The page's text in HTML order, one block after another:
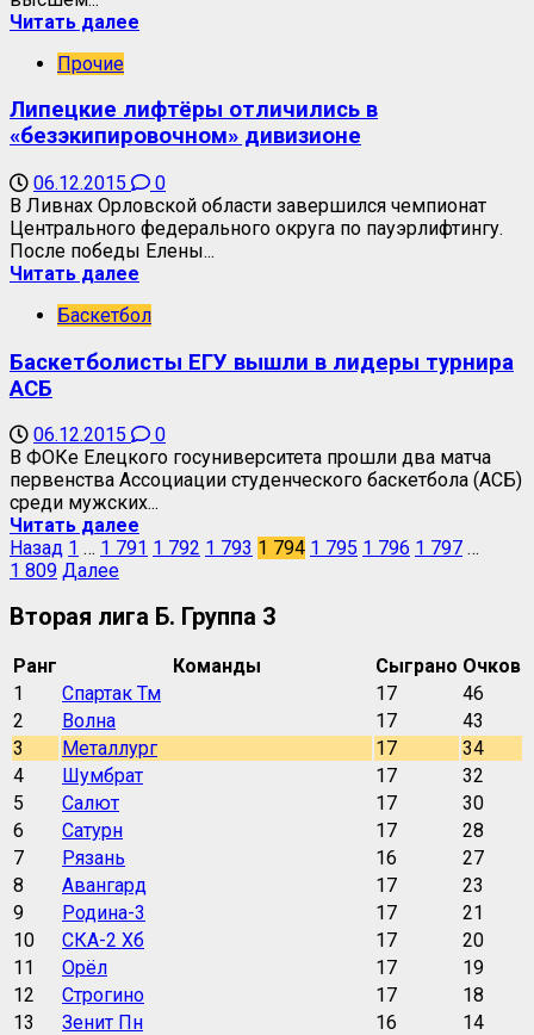
Читать далее
Прочие
Липецкие лифтёры отличились в
«безэкипировочном» дивизионе
06.12.2015
0
В Ливнах Орловской области завершился чемпионат
Центрального федерального округа по пауэрлифтингу.
После победы Елены...
Читать далее
Баскетбол
Баскетболисты ЕГУ вышли в лидеры турнира
АСБ
06.12.2015
0
В ФОКе Елецкого госуниверситета прошли два матча
первенства Ассоциации студенческого баскетбола (АСБ)
среди мужских...
Читать далее
Назад 1 … 1 791 1 792 1 793 1 794 1 795 1 796 1 797 …
1 809 Далее
Вторая лига Б. Группа 3
Ранг Команды Сыграно Очков
1
Спартак Тм 17
46
2
Волна 17
43
3
Металлург 17
34
4
Шумбрат 17
32
5
Салют 17
30
6
Сатурн 17
28
7
Рязань 16
27
8
Авангард 17
23
9
Родина-3 17
21
10
СКА-2 Хб 17
20
11
Орёл 17
19
12
Строгино 17
18
13
Зенит Пн 16
14